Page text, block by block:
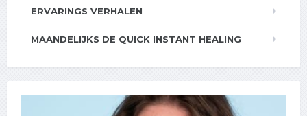
ERVARINGS VERHALEN
MAANDELIJKS DE QUICK INSTANT HEALING